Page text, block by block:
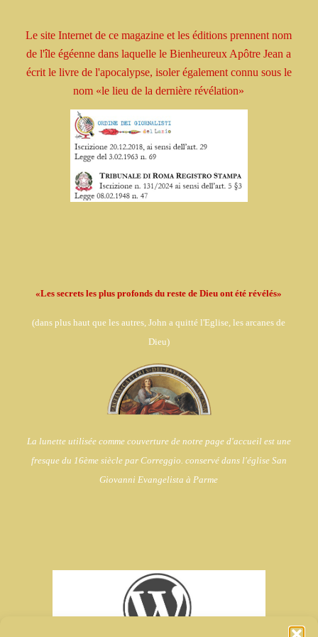
Le site Internet de ce magazine et les éditions prennentnom
de l'île égéenne dans laquelle le Bienheureux ApôtreJean a
écrit le livre de l'apocalypse, isolerégalement connu sous le
nom «le lieu de la dernière révélation»
«Les secrets les plus profonds du reste de Dieu ont été révélés»
(dans plus haut que les autres, John a quitté l'Eglise,les arcanes de
Dieu)
La lunette utilisée comme couverture de notre page d'accueil est une
fresque du 16ème siècle par Correggio. conservé dans l'église San
Giovanni Evangelista à Parme